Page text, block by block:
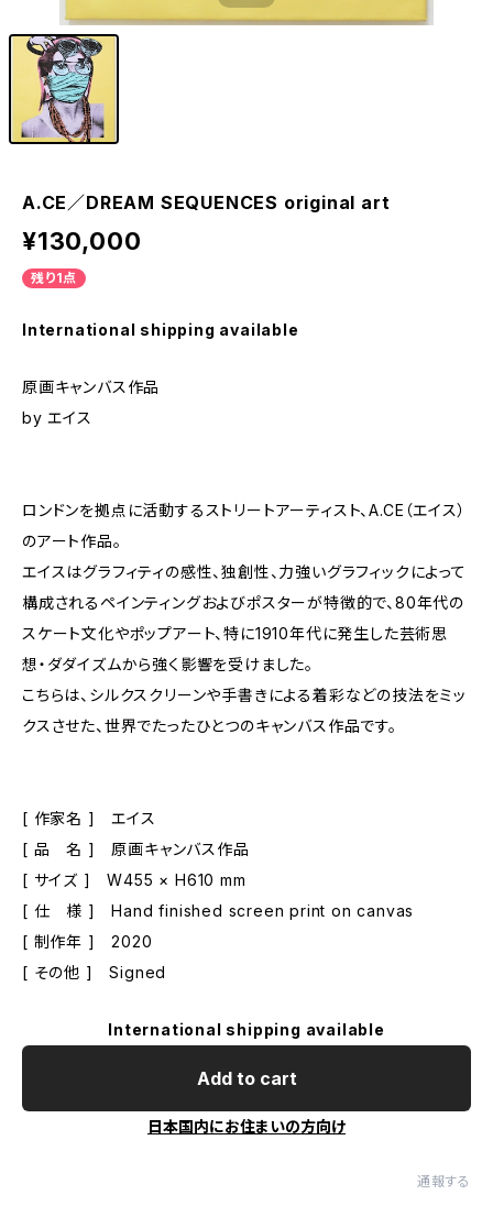
A.CE／DREAM SEQUENCES original art
¥130,000
残り1点
International shipping available
原画キャンバス作品
by エイス
ロンドンを拠点に活動するストリートアーティスト、A.CE（エイス）
のアート作品。
エイスはグラフィティの感性、独創性、力強いグラフィックによって
構成されるペインティングおよびポスターが特徴的で、80年代の
スケート文化やポップアート、特に1910年代に発生した芸術思
想・ダダイズムから強く影響を受けました。
こちらは、シルクスクリーンや手書きによる着彩などの技法をミッ
クスさせた、世界でたったひとつのキャンバス作品です。
[ 作家名 ] エイス
[ 品 名 ] 原画キャンバス作品
[ サイズ ] W455 × H610 mm
[ 仕 様 ] Hand finished screen print on canvas
[ 制作年 ] 2020
[ その他 ] Signed
International shipping available
Add to cart
日本国内にお住まいの方向け
通報する